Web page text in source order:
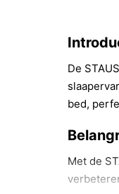
De
bed,
Met de